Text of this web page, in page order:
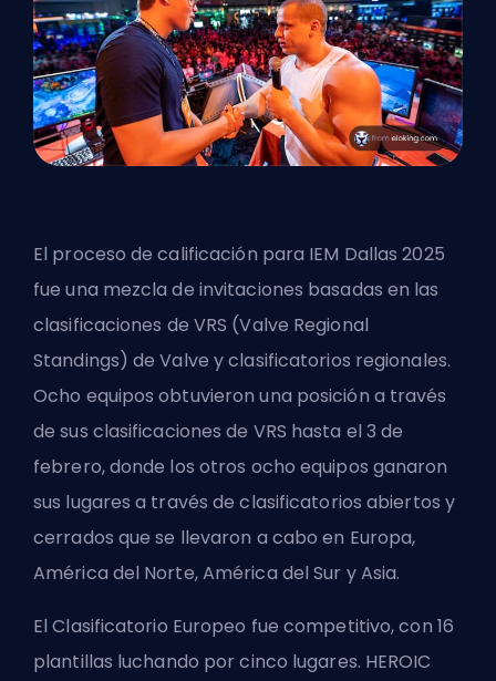
El proceso de calificación para IEM Dallas 2025
fue una mezcla de invitaciones basadas en las
clasificaciones de VRS (Valve Regional
Standings) de Valve y clasificatorios regionales.
Ocho equipos obtuvieron una posición a través
de sus clasificaciones de VRS hasta el 3 de
febrero, donde los otros ocho equipos ganaron
sus lugares a través de clasificatorios abiertos y
cerrados que se llevaron a cabo en Europa,
América del Norte, América del Sur y Asia.
El Clasificatorio Europeo fue competitivo, con 16
plantillas luchando por cinco lugares. HEROIC